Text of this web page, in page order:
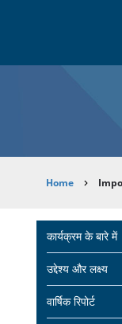
Home
Main
कार्यक्रम के बारे में
उद्देश्य और लक्ष्य
वार्षिक रिपोर्ट